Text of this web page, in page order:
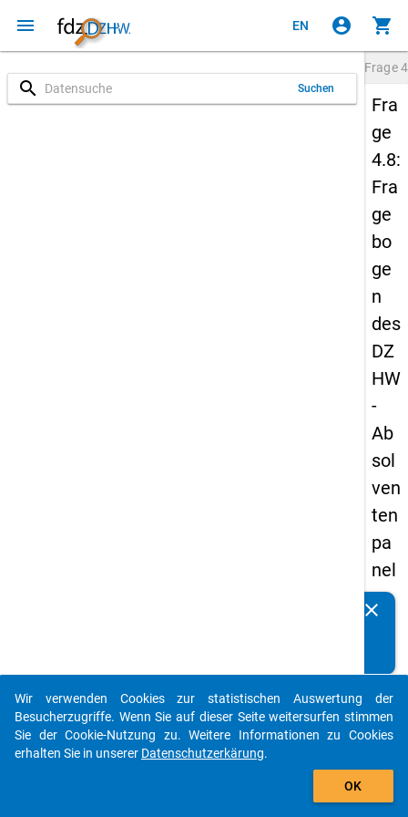
menu EN account_circle shopping_cart
search Suchen
Frage
Fra
ge
4.8:
Fra
ge
bo
ge
n
des
DZ
HW
-
Ab
sol
ven
ten
pa
nel
s
-
ers
te
clear
auto_stories
add_shopping_cart
Wir verwenden Cookies zur statistischen Auswertung der
Besucherzugriffe. Wenn Sie auf dieser Seite weitersurfen stimmen
Sie der Cookie-Nutzung zu. Weitere Informationen zu Cookies
erhalten Sie in unserer Datenschutzerkärung.
OK